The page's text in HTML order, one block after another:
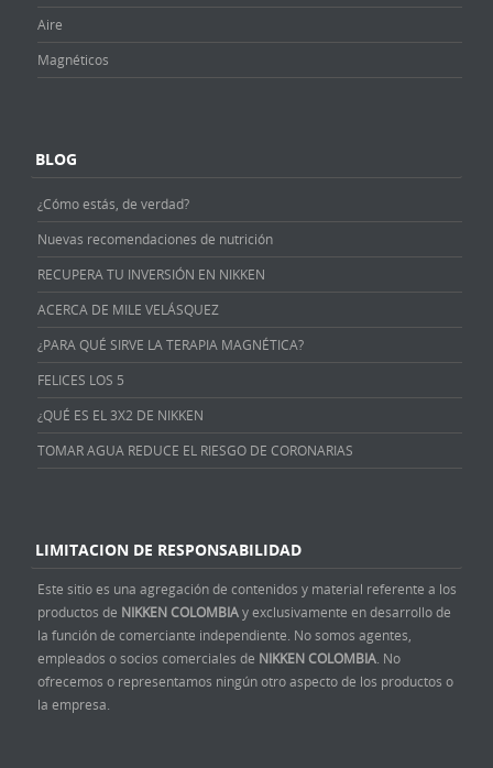
Aire
Magnéticos
BLOG
¿Cómo estás, de verdad?
Nuevas recomendaciones de nutrición
RECUPERA TU INVERSIÓN EN NIKKEN
ACERCA DE MILE VELÁSQUEZ
¿PARA QUÉ SIRVE LA TERAPIA MAGNÉTICA?
FELICES LOS 5
¿QUÉ ES EL 3X2 DE NIKKEN
TOMAR AGUA REDUCE EL RIESGO DE CORONARIAS
LIMITACION DE RESPONSABILIDAD
Este sitio es una agregación de contenidos y material referente a los
productos de NIKKEN COLOMBIAy exclusivamente en desarrollo de
la función de comerciante independiente. No somos agentes,
empleados o socios comerciales de NIKKEN COLOMBIA . No
ofrecemos o representamos ningún otro aspecto de los productos o
la empresa.